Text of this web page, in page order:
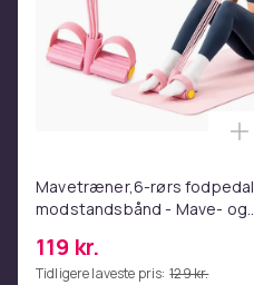
Mavetræner,6-rørs fodpedal
modstandsbånd - Mave- og
hjemmetræningscenter Pink
119 kr.
Tidligere laveste pris: 129 kr.